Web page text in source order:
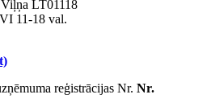
LT01118
11-18 val.
reģistrācijas Nr. Nr.